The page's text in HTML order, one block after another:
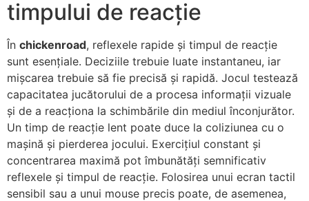
timpului de reacție
În chickenroad, reflexele rapide și timpul de reacție
sunt esențiale. Deciziile trebuie luate instantaneu, iar
mișcarea trebuie să fie precisă și rapidă. Jocul testează
capacitatea jucătorului de a procesa informații vizuale
și de a reacționa la schimbările din mediul înconjurător.
Un timp de reacție lent poate duce la coliziunea cu o
mașină și pierderea jocului. Exercițiul constant și
concentrarea maximă pot îmbunătăți semnificativ
reflexele și timpul de reacție. Folosirea unui ecran tactil
sensibil sau a unui mouse precis poate, de asemenea,